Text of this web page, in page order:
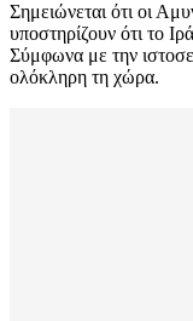
Σημειώνεται ότι οι
υποστηρίζουν ότι το
Σύμφωνα με την
ολόκληρη τη χώρα.